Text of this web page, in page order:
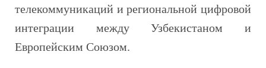
телекоммуникаций и региональной цифровой
интеграции между Узбекистаном и
Европейским Союзом.